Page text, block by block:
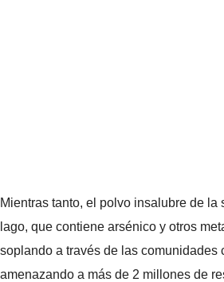
Mientras tanto, el polvo insalubre de la
lago, que contiene arsénico y otros
soplando a través de las comunidades
amenazando a más de 2 millones de